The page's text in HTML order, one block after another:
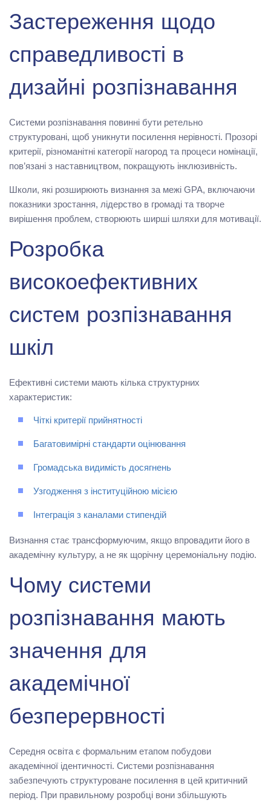
Застереження щодо
справедливості в
дизайні розпізнавання
Системи розпізнавання повинні бути ретельно
структуровані, щоб уникнути посилення нерівності. Прозорі
критерії, різноманітні категорії нагород та процеси номінації,
пов’язані з наставництвом, покращують інклюзивність.
Школи, які розширюють визнання за межі GPA, включаючи
показники зростання, лідерство в громаді та творче
вирішення проблем, створюють ширші шляхи для мотивації.
Розробка
високоефективних
систем розпізнавання
шкіл
Ефективні системи мають кілька структурних
характеристик:
Чіткі критерії прийнятності
Багатовимірні стандарти оцінювання
Громадська видимість досягнень
Узгодження з інституційною місією
Інтеграція з каналами стипендій
Визнання стає трансформуючим, якщо впровадити його в
академічну культуру, а не як щорічну церемоніальну подію.
Чому системи
розпізнавання мають
значення для
академічної
безперервності
Середня освіта є формальним етапом побудови
академічної ідентичності. Системи розпізнавання
забезпечують структуроване посилення в цей критичний
період. При правильному розробці вони збільшують